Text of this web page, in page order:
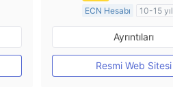
Düzenleyici Ülke/Bölge: Avustralya
ECN Hesabı
10-15 yıl
Pazar Yapıcılık (MM)
MT4 Tam Lisans
Ayrıntıları
Resmi Web Sitesi